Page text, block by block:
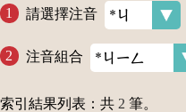
請選擇注音
注音組合
索引結果列表：共 2 筆。